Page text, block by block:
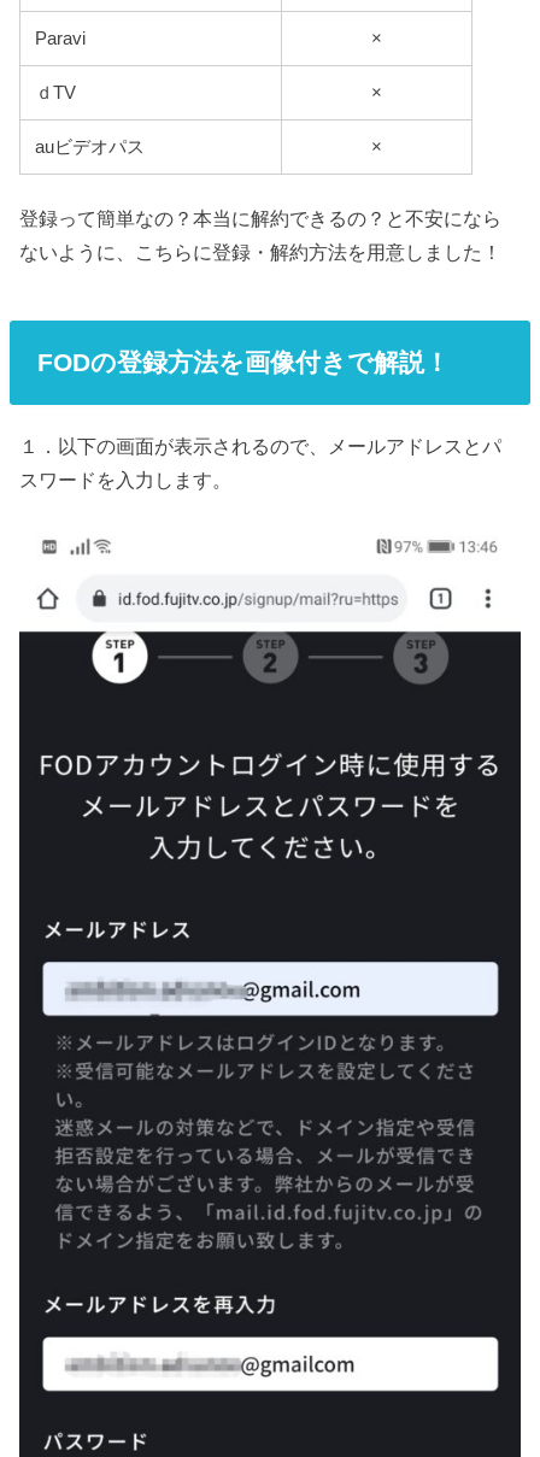
Paravi ×
ｄTV ×
auビデオパス ×
登録って簡単なの？本当に解約できるの？と不安になら
ないように、こちらに登録・解約方法を用意しました！
FODの登録方法を画像付きで解説！
１．以下の画面が表示されるので、メールアドレスとパ
スワードを入力します。